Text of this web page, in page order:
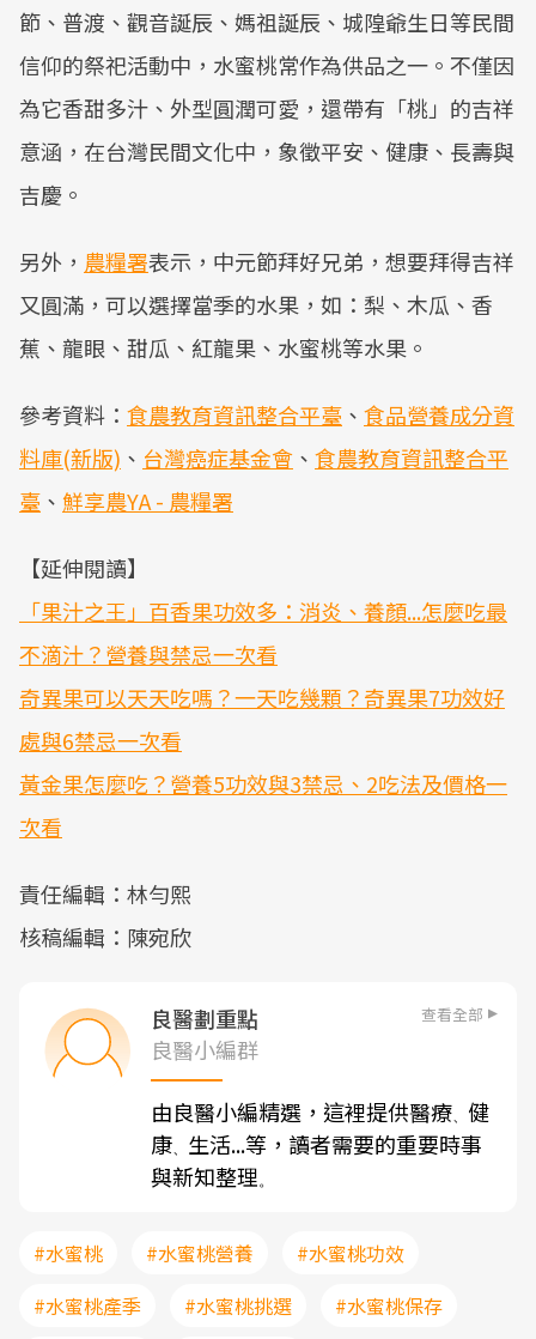
節、普渡、觀音誕辰、媽祖誕辰、城隍爺生日等民間
信仰的祭祀活動中，水蜜桃常作為供品之一。不僅因
為它香甜多汁、外型圓潤可愛，還帶有「桃」的吉祥
意涵，在台灣民間文化中，象徵平安、健康、長壽與
吉慶。
另外， 農糧署表示，中元節拜好兄弟，想要拜得吉祥
又圓滿，可以選擇當季的水果，如：梨、木瓜、香
蕉、龍眼、甜瓜、紅龍果、水蜜桃等水果。
參考資料： 食農教育資訊整合平臺 、 食品營養成分資
料庫(新版) 、 台灣癌症基金會 、 食農教育資訊整合平
臺 、 鮮享農YA - 農糧署
【延伸閱讀】
「果汁之王」百香果功效多：消炎、養顏...怎麼吃最
不滴汁？營養與禁忌一次看
奇異果可以天天吃嗎？一天吃幾顆？奇異果7功效好
處與6禁忌一次看
黃金果怎麼吃？營養5功效與3禁忌、2吃法及價格一
次看
責任編輯：林勻熙
核稿編輯：陳宛欣
良醫劃重點 查看全部
良醫小編群
由良醫小編精選，這裡提供醫療、 健
康、 生活...等，讀者需要的重要時事
與新知整理。
#水蜜桃 #水蜜桃營養
#水蜜桃功效
#水蜜桃產季
#水蜜桃挑選
#水蜜桃保存